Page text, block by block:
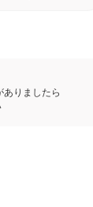
ありましたら